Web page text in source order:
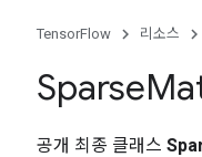
TensorFlow 리소스
Sparse
공개 최종 클래스